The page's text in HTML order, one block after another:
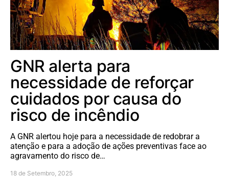
GNR alerta para
necessidade de reforçar
cuidados por causa do
risco de incêndio
A GNR alertou hoje para a necessidade de redobrar a
atenção e para a adoção de ações preventivas face ao
agravamento do risco de…
18 de Setembro, 2025